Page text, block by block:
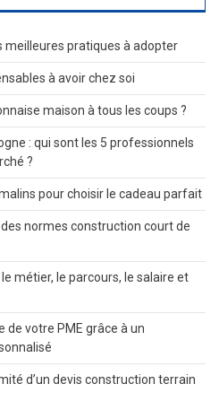
meilleures pratiques à adopter
à avoir chez soi
maison à tous les coups ?
: qui sont les 5 professionnels
?
pour choisir le cadeau parfait
normes construction court de
métier, le parcours, le salaire et
de votre PME grâce à un
d’un devis construction terrain